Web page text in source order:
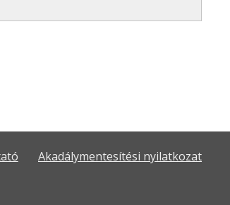
Akadálymentesítési nyilatkozat